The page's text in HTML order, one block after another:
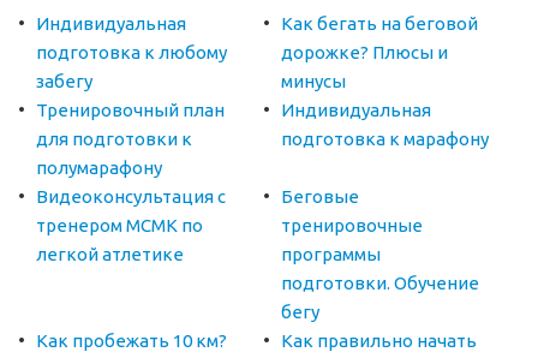
Индивидуальная
подготовка к любому
забегу
Как бегать на беговой
дорожке? Плюсы и
минусы
Тренировочный план
для подготовки к
полумарафону
Индивидуальная
подготовка к марафону
Видеоконсультация с
тренером МСМК по
легкой атлетике
Беговые
тренировочные
программы
подготовки. Обучение
бегу
Как пробежать 10 км?
Как правильно начать